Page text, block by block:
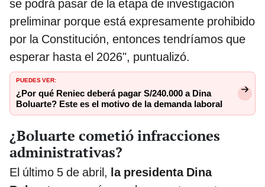
se podrá pasar de la etapa de investigación
preliminar porque está expresamente prohibido
por la Constitución, entonces tendríamos que
esperar hasta el 2026", puntualizó.
PUEDES VER:
¿Por qué Reniec deberá pagar S/240.000 a Dina
Boluarte? Este es el motivo de la demanda laboral
¿Boluarte cometió infracciones
administrativas?
El último 5 de abril, la presidenta Dina